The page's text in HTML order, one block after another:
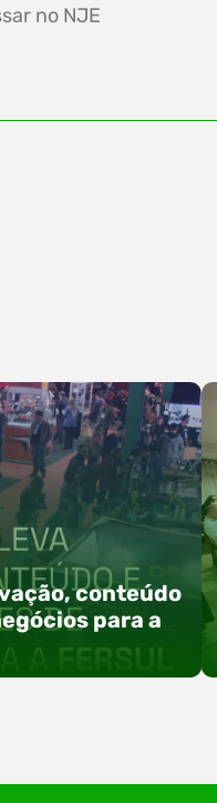
no NJE
conteúdo
para a